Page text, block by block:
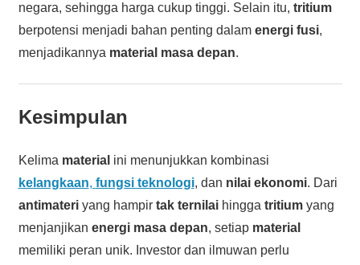
negara, sehingga harga cukup tinggi. Selain itu, tritium
berpotensi menjadi bahan penting dalam energi fusi,
menjadikannya material masa depan.
Kesimpulan
Kelima material ini menunjukkan kombinasi
kelangkaan, fungsi teknologi, dan nilai ekonomi. Dari
antimateriyang hampir tak ternilaihingga tritiumyang
menjanjikan energi masa depan, setiap material
memiliki peran unik. Investor dan ilmuwan perlu